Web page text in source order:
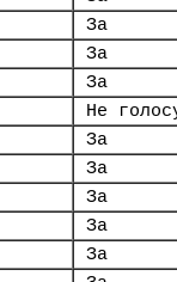
За
За
За
Не
За
За
За
За
За